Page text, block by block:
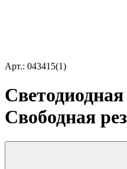
Арт.: 043415(1)
Свободная